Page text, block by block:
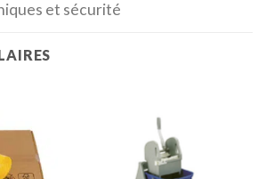
et sécurité